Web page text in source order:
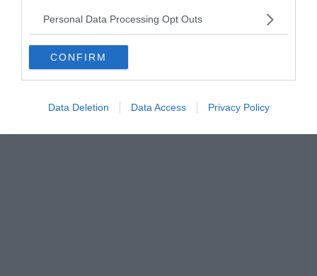
Personal Data Processing Opt Outs
CONFIRM
Data Deletion Data Access Privacy Policy